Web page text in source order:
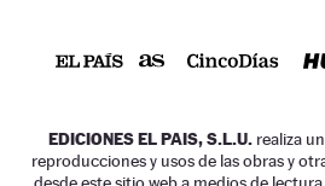
EDICIONES EL PAIS, S.L.U. realiza
reproducciones y usos de las obras y
desde este sitio web a medios de